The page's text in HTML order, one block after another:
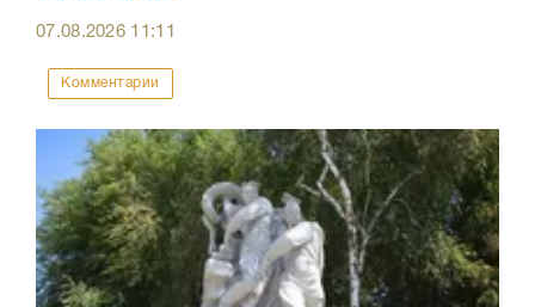
07.08.2026 11:11
Комментарии